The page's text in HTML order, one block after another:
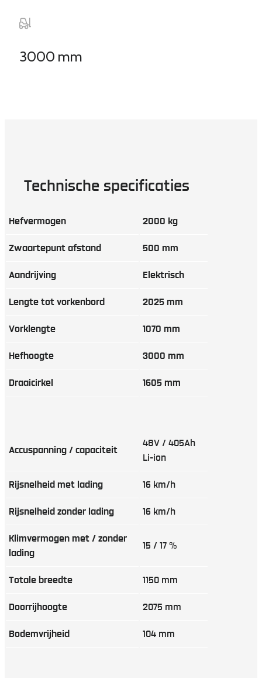
3000 mm
Technische specificaties
Hefvermogen 2000 kg
Zwaartepunt afstand 500 mm
Aandrijving Elektrisch
Lengte tot vorkenbord 2025 mm
Vorklengte 1070 mm
Hefhoogte 3000 mm
Draaicirkel 1605 mm
Accuspanning / capaciteit
48V / 405Ah
Li-ion
Rijsnelheid met lading 16 km/h
Rijsnelheid zonder lading 16 km/h
Klimvermogen met / zonder
lading
15 / 17 %
Totale breedte 1150 mm
Doorrijhoogte 2075 mm
Bodemvrijheid 104 mm